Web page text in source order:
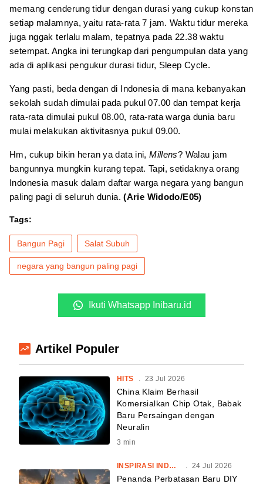
memang cenderung tidur dengan durasi yang cukup konstan
setiap malamnya, yaitu rata-rata 7 jam. Waktu tidur mereka
juga nggak terlalu malam, tepatnya pada 22.38 waktu
setempat. Angka ini terungkap dari pengumpulan data yang
ada di aplikasi pengukur durasi tidur, Sleep Cycle.
Yang pasti, beda dengan di Indonesia di mana kebanyakan
sekolah sudah dimulai pada pukul 07.00 dan tempat kerja
rata-rata dimulai pukul 08.00, rata-rata warga dunia baru
mulai melakukan aktivitasnya pukul 09.00.
Hm, cukup bikin heran ya data ini,Millens? Walau jam
bangunnya mungkin kurang tepat. Tapi, setidaknya orang
Indonesia masuk dalam daftar warga negara yang bangun
paling pagi di seluruh dunia.(Arie Widodo/E05)
Tags:
Bangun Pagi Salat Subuh
negara yang bangun paling pagi
Ikuti Whatsapp Inibaru.id
Artikel Populer
HITS . 23 Jul 2026
China Klaim Berhasil
Komersialkan Chip Otak, Babak
Baru Persaingan dengan
Neuralin
3 min
INSPIRASI INDONESIA . 24 Jul 2026
Penanda Perbatasan Baru DIY